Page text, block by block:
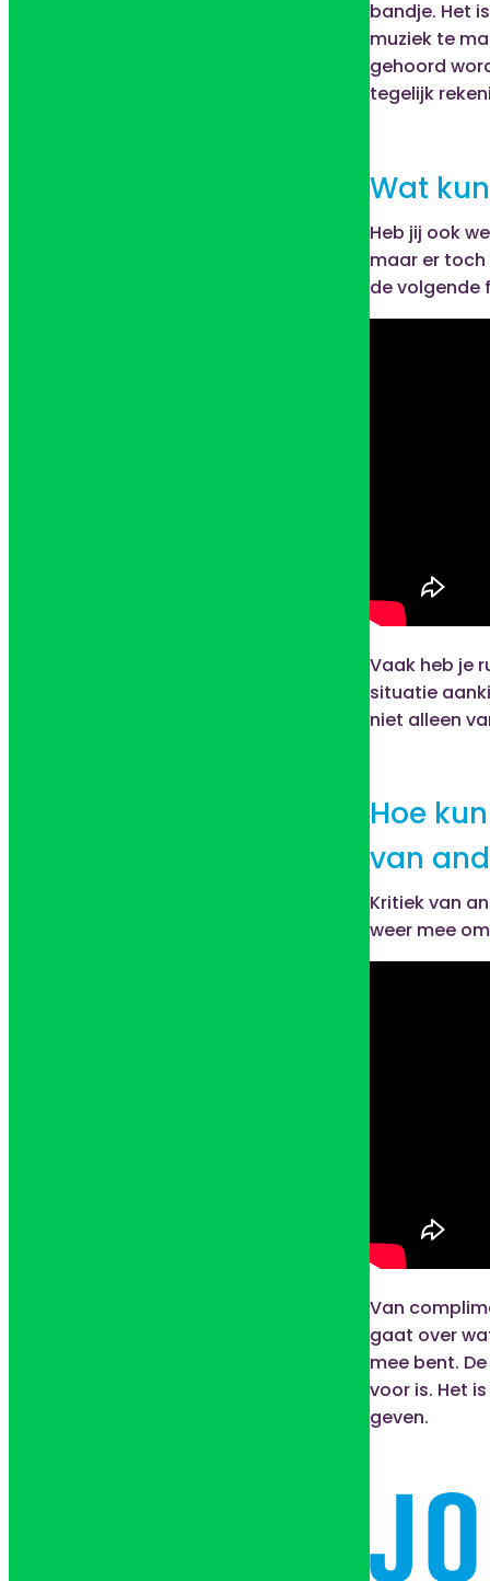
bandje. Het
muziek te
gehoord
tegelijk
Wat
Heb jij ook
maar er toch
de volgende
Vaak heb je
situatie
niet alleen
Hoe
van
Kritiek van
weer mee
Van
gaat over
mee bent.
voor is. Het
geven.